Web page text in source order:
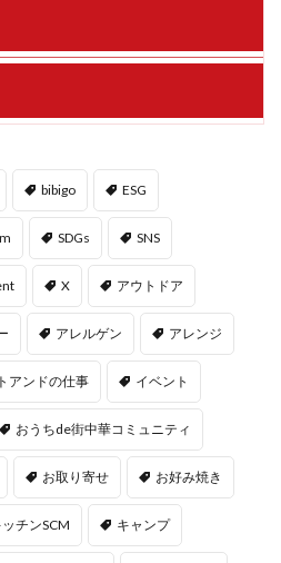
bibigo ESG
SDGs SNS
X アウトドア
アレルゲン アレンジ
アンドの仕事 イベント
おうちde街中華コミュニティ
お取り寄せ お好み焼き
ッチンSCM キャンプ